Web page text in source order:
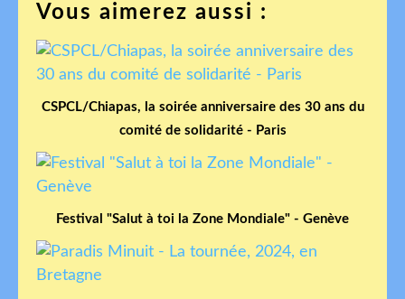
Vous aimerez aussi :
CSPCL/Chiapas, la soirée anniversaire des 30 ans du
comité de solidarité - Paris
Festival "Salut à toi la Zone Mondiale" - Genève